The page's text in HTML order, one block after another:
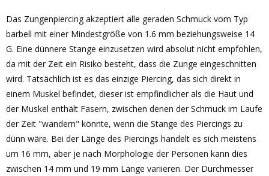
Das Zungenpiercing akzeptiert alle geraden Schmuck vom Typ
barbell mit einer Mindestgröße von 1.6 mm beziehungsweise 14
G. Eine dünnere Stange einzusetzen wird absolut nicht empfohlen,
da mit der Zeit ein Risiko besteht, dass die Zunge eingeschnitten
wird. Tatsächlich ist es das einzige Piercing, das sich direkt in
einem Muskel befindet, dieser ist empfindlicher als die Haut und
der Muskel enthält Fasern, zwischen denen der Schmuck im Laufe
der Zeit "wandern" könnte, wenn die Stange des Piercings zu
dünn wäre. Bei der Länge des Piercings handelt es sich meistens
um 16 mm, aber je nach Morphologie der Personen kann dies
zwischen 14 mm und 19 mm Länge variieren. Der Durchmesser